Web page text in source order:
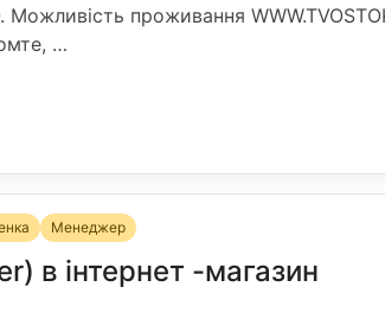
проживання
…
Менеджер
в інтернет -магазин